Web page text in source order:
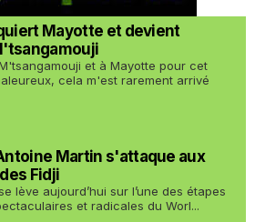
Mayotte et devient
et à Mayotte pour cet
cela m'est rarement arrivé
Martin s'attaque aux
Fidji
lève aujourd’hui sur l’une des étapes
et radicales du Worl...